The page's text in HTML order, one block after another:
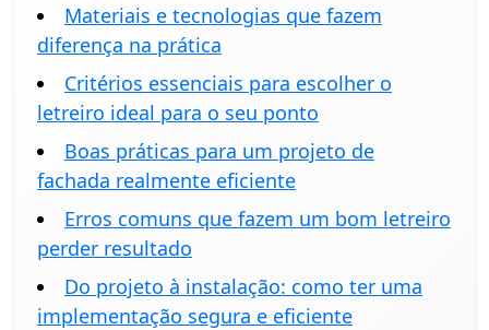
Materiais e tecnologias que fazem
diferença na prática
Critérios essenciais para escolher o
letreiro ideal para o seu ponto
Boas práticas para um projeto de
fachada realmente eficiente
Erros comuns que fazem um bom letreiro
perder resultado
Do projeto à instalação: como ter uma
implementação segura e eficiente